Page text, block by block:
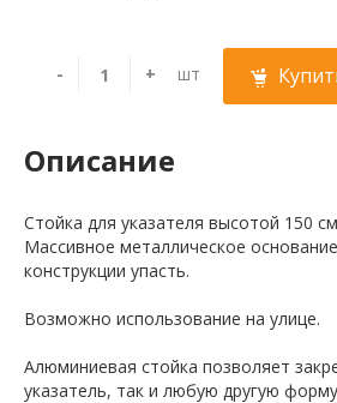
- + шт
Описание
Стойка для указателя высотой 150
Массивное металлическое
конструкции упасть.
Возможно использование на улице.
Алюминиевая стойка позволяет
указатель, так и любую другую